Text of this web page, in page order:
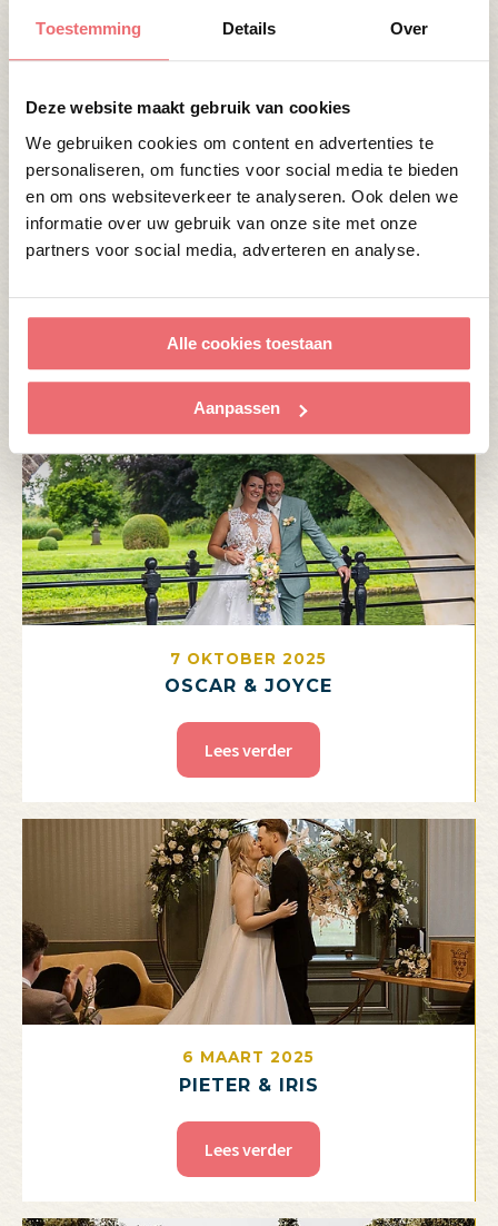
Toestemming Details Over
Deze website maakt gebruik van cookies
We gebruiken cookies om content en advertenties te
personaliseren, om functies voor social media te bieden
en om ons websiteverkeer te analyseren. Ook delen we
informatie over uw gebruik van onze site met onze
partners voor social media, adverteren en analyse.
Alle cookies toestaan
Aanpassen
alles op rolletjes. Wij hadden echt tijd met elkaar
en voor onze gasten en iedereen werd super goed
Fotografie door Liefdevolfotografie
alle berichten
Bijeenkomen
Over Swijnenburg
Trouwen
Vieren
7 OKTOBER 2025
OSCAR & JOYCE
Lees verder
6 MAART 2025
PIETER & IRIS
Lees verder